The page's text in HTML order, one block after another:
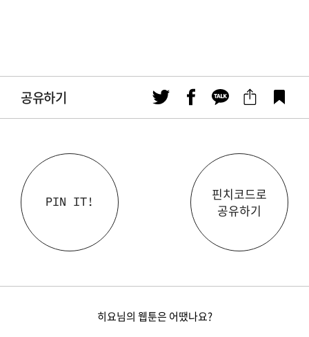
공유하기
PIN IT!
핀치코드로
공유하기
히요님의 웹툰은 어땠나요?